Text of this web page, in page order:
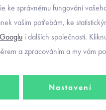
ke správnému fungování
vašim potřebám, ke
Googlu i dalších společností.
a zpracováním a my vám
Nastavení